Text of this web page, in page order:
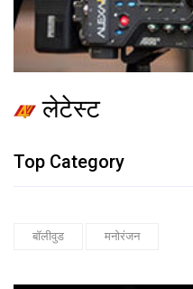
लेटेस्ट
Top Category
बॉलीवुड मनोरंजन